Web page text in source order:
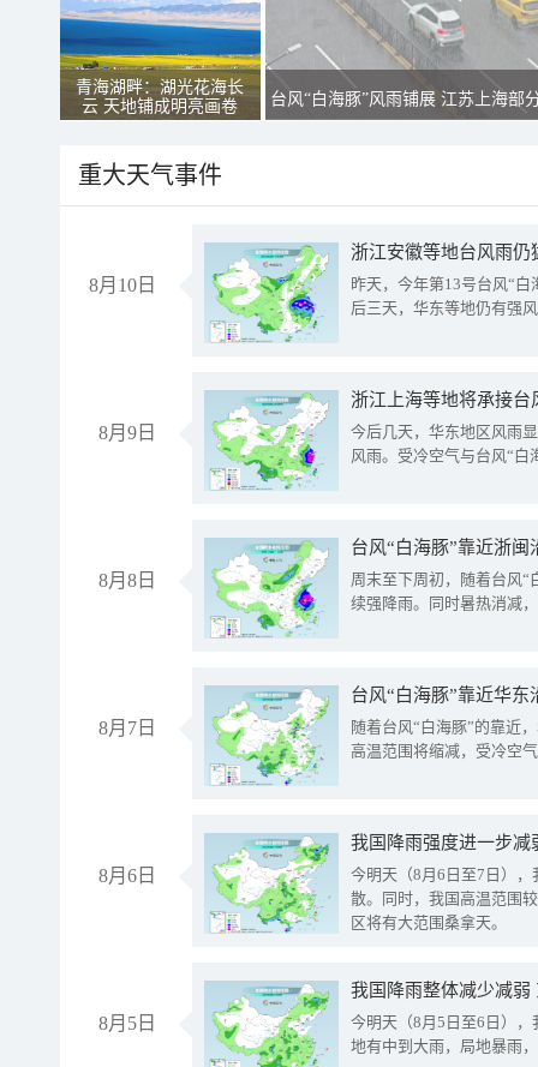
青海湖畔：湖光花海长
云 天地铺成明亮画卷
台风“白海豚”风雨铺展 江苏上海部
重大天气事件
8月10日
浙江安徽等地台风雨
昨天，今年第13号台风“
后三天，华东等地仍有强
8月9日
浙江上海等地将承接台
今后几天，华东地区风雨
风雨。受冷空气与台风“白
8月8日
台风“白海豚”靠近浙
周末至下周初，随着台风“
续强降雨。同时暑热消减
8月7日
台风“白海豚”靠近华
随着台风“白海豚”的靠近
高温范围将缩减，受冷空
8月6日
今明天（8月6日至7日）
散。同时，我国高温范围
区将有大范围桑拿天。
8月5日
我国降雨整体减少减弱
今明天（8月5日至6日）
地有中到大雨，局地暴雨